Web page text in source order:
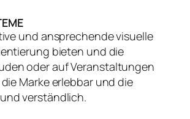
und ansprechende visuelle
bieten und die
oder auf Veranstaltungen
Marke erlebbar und die
verständlich.